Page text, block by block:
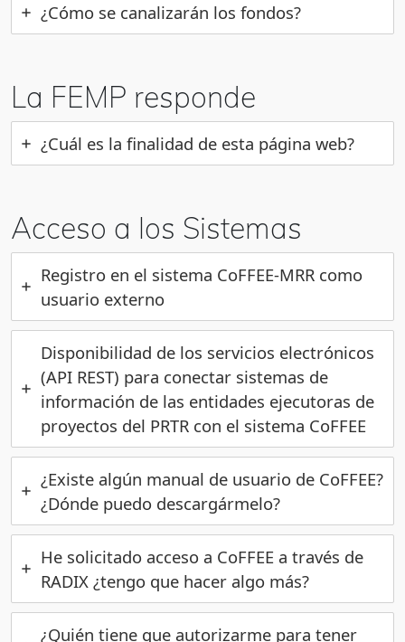
¿Cómo se canalizarán los fondos?
La FEMP responde
¿Cuál es la finalidad de esta página web?
Acceso a los Sistemas
Registro en el sistema CoFFEE-MRR como
usuario externo
Disponibilidad de los servicios electrónicos
(API REST) para conectar sistemas de
información de las entidades ejecutoras de
proyectos del PRTR con el sistema CoFFEE
¿Existe algún manual de usuario de CoFFEE?
¿Dónde puedo descargármelo?
He solicitado acceso a CoFFEE a través de
RADIX ¿tengo que hacer algo más?
¿Quién tiene que autorizarme para tener